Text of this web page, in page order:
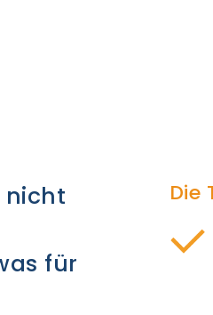
nicht
für
Die